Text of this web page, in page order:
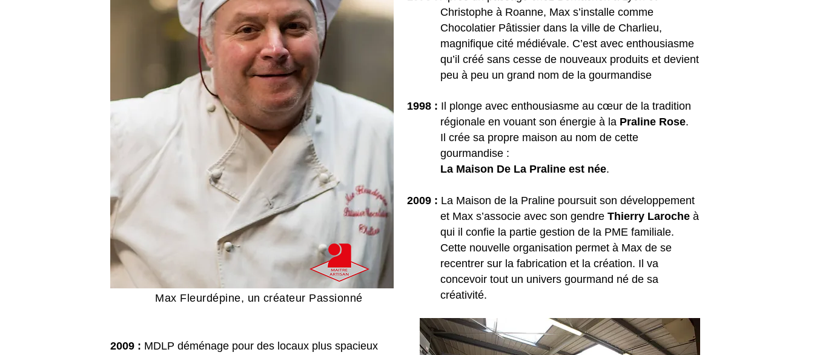
Max Fleurdépine, un créateur Passionné
2009 : MDLP déménage pour des locaux plus spacieux
Christophe à Roanne, Max s’installe comme
Chocolatier Pâtissier dans la ville de Charlieu,
magnifique cité médiévale. C’est avec enthousiasme
qu’il créé sans cesse de nouveaux produits et devient
peu à peu un grand nom de la gourmandise
1998 : Il plonge avec enthousiasme au cœur de la tradition
régionale en vouant son énergie à la Praline Rose.
Il crée sa propre maison au nom de cette
gourmandise :
La Maison De La Praline est née.
2009 : La Maison de la Praline poursuit son développement
et Max s’associe avec son gendre Thierry Laroche à
qui il confie la partie gestion de la PME familiale.
Cette nouvelle organisation permet à Max de se
recentrer sur la fabrication et la création. Il va
concevoir tout un univers gourmand né de sa
créativité.